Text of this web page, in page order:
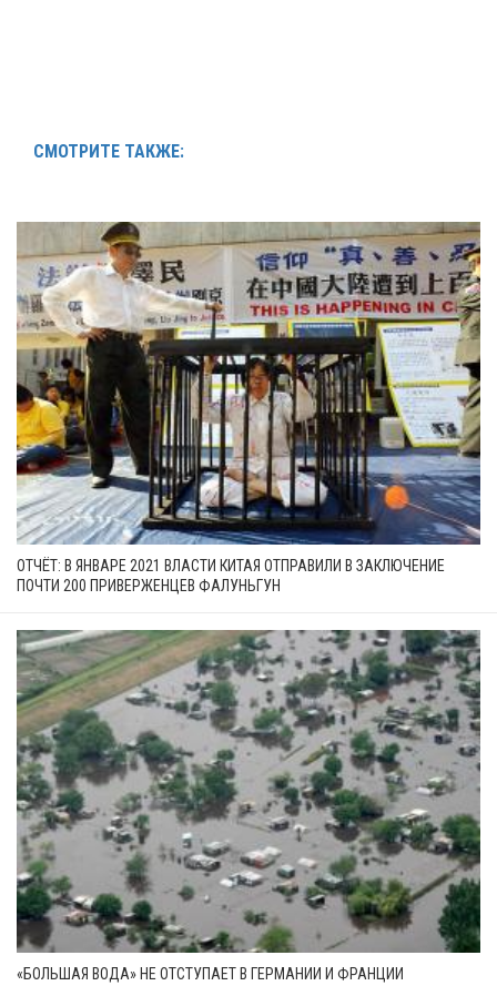
СМОТРИТЕ ТАКЖЕ:
ОТЧЁТ: В ЯНВАРЕ 2021 ВЛАСТИ КИТАЯ ОТПРАВИЛИ В ЗАКЛЮЧЕНИЕ
ПОЧТИ 200 ПРИВЕРЖЕНЦЕВ ФАЛУНЬГУН
«БОЛЬШАЯ ВОДА» НЕ ОТСТУПАЕТ В ГЕРМАНИИ И ФРАНЦИИ